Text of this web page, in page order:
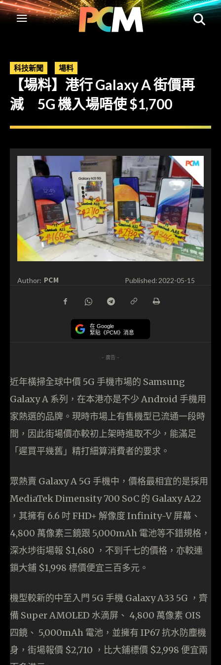
科技新聞 場料
【場料】港行 Galaxy A 街價再
減 5G 機入場唔使 $1,700
Author: PCM Published: 2022-05-15
在 Google
緊貼《PCM》消息
- 廣告 -
近年橫掃全球中價 5G 手機市場的 Samsung
Galaxy A 系列，在本港亦是不少 Android 手機用
家熱選的品牌。現時市場上有售機型已流通一段時
間，因此街場價亦較初上架時進取不少，能滿足
「遲買平幾舊」精打細算消費者的要求。
眾熱賣 Galaxy A 5G 手機中，價格最相宜的是採用
MediaTek Dimensity 700 SoC 的 Galaxy A22
，其擁有 6.6 吋 FHD+ 解像度 Infinity-V 屏幕、
4,800 萬像素三鏡跟 5,000mAh 電池等不錯規格，
深水埗街場報 $1,680 ，不到千七的價格，亦較連
鎖大鋪 $1,998 標價便宜三百多元。
機型較新的中至入門 5G 手機 Galaxy A33 5G ，齊
備 Super AMOLED 水滴屏、 4,800 萬像素 OIS
四鏡、 5,000mAh 電池，並擁有 IP67 抗水防塵機
身，街場報價 $2,710 ，比大鋪標價 $2,998 便宜兩